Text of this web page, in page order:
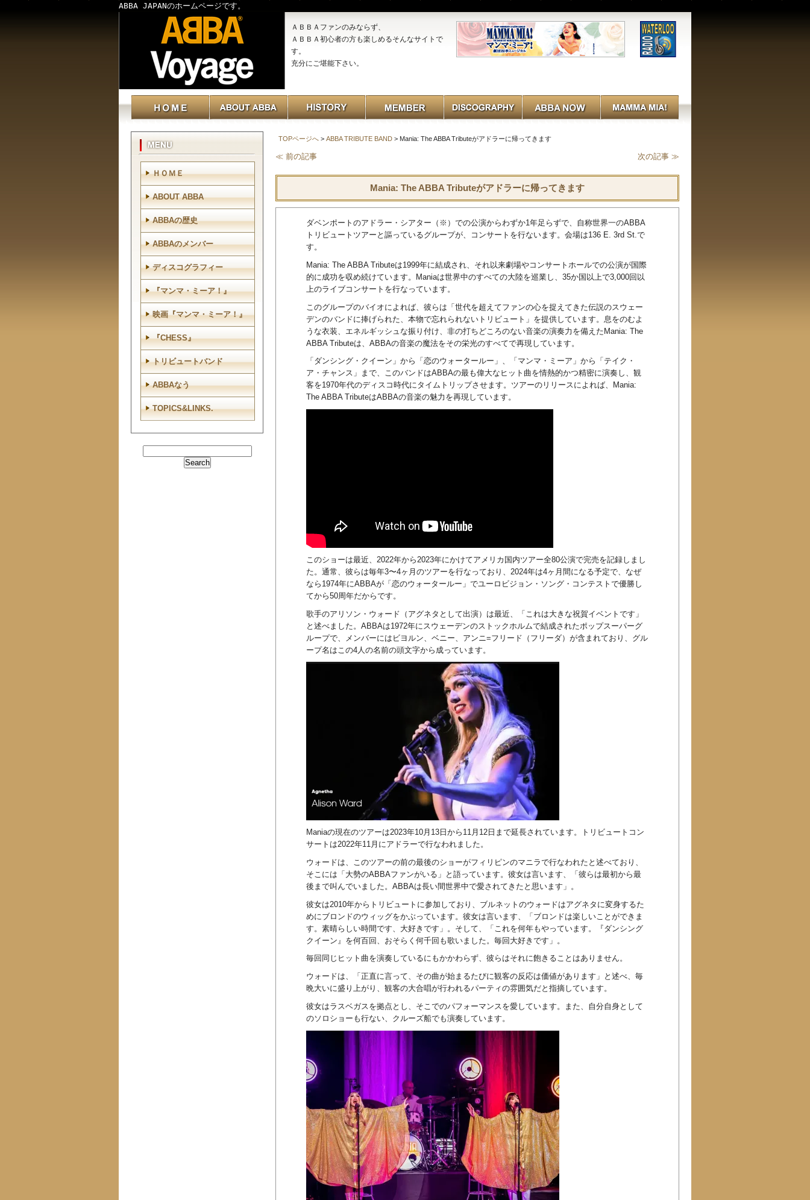
ABBA JAPANのホームページです。
ＡＢＢＡファンのみならず、
ＡＢＢＡ初心者の方も楽しめるそんなサイトで
す。
充分にご堪能下さい。
TOPページへ > ABBA TRIBUTE BAND > Mania: The ABBA Tributeがアドラーに帰ってきます
≪ 前の記事 次の記事 ≫
Mania: The ABBA Tributeがアドラーに帰ってきます
ダベンポートのアドラー・シアター（※）での公演からわずか1年足らずで、自称世界一のABBA
トリビュートツアーと謳っているグループが、コンサートを行ないます。会場は136 E. 3rd St.で
す。
Mania: The ABBA Tributeは1999年に結成され、それ以来劇場やコンサートホールでの公演が国際
的に成功を収め続けています。Maniaは世界中のすべての大陸を巡業し、35か国以上で3,000回以
上のライブコンサートを行なっています。
このグループのバイオによれば、彼らは「世代を超えてファンの心を捉えてきた伝説のスウェー
デンのバンドに捧げられた、本物で忘れられないトリビュート」を提供しています。息をのむよ
うな衣装、エネルギッシュな振り付け、非の打ちどころのない音楽の演奏力を備えたMania: The
ABBA Tributeは、ABBAの音楽の魔法をその栄光のすべてで再現しています。
「ダンシング・クイーン」から「恋のウォータールー」、「マンマ・ミーア」から「テイク・
ア・チャンス」まで、このバンドはABBAの最も偉大なヒット曲を情熱的かつ精密に演奏し、観
客を1970年代のディスコ時代にタイムトリップさせます。ツアーのリリースによれば、Mania:
The ABBA TributeはABBAの音楽の魅力を再現しています。
このショーは最近、2022年から2023年にかけてアメリカ国内ツアー全80公演で完売を記録しまし
た。通常、彼らは毎年3〜4ヶ月のツアーを行なっており、2024年は4ヶ月間になる予定で、なぜ
なら1974年にABBAが「恋のウォータールー」でユーロビジョン・ソング・コンテストで優勝し
てから50周年だからです。
歌手のアリソン・ウォード（アグネタとして出演）は最近、「これは大きな祝賀イベントです」
と述べました。ABBAは1972年にスウェーデンのストックホルムで結成されたポップスーパーグ
ループで、メンバーにはビヨルン、ベニー、アンニ=フリード（フリーダ）が含まれており、グル
ープ名はこの4人の名前の頭文字から成っています。
Maniaの現在のツアーは2023年10月13日から11月12日まで延長されています。トリビュートコン
サートは2022年11月にアドラーで行なわれました。
ウォードは、このツアーの前の最後のショーがフィリピンのマニラで行なわれたと述べており、
そこには「大勢のABBAファンがいる」と語っています。彼女は言います、「彼らは最初から最
後まで叫んでいました。ABBAは長い間世界中で愛されてきたと思います」。
彼女は2010年からトリビュートに参加しており、ブルネットのウォードはアグネタに変身するた
めにブロンドのウィッグをかぶっています。彼女は言います、「ブロンドは楽しいことができま
す。素晴らしい時間です、大好きです」。そして、「これを何年もやっています。『ダンシング
クイーン』を何百回、おそらく何千回も歌いました。毎回大好きです」。
毎回同じヒット曲を演奏しているにもかかわらず、彼らはそれに飽きることはありません。
ウォードは、「正直に言って、その曲が始まるたびに観客の反応は価値があります」と述べ、毎
晩大いに盛り上がり、観客の大合唱が行われるパーティの雰囲気だと指摘しています。
彼女はラスベガスを拠点とし、そこでのパフォーマンスを愛しています。また、自分自身として
のソロショーも行ない、クルーズ船でも演奏しています。
ＨＯＭＥ
ABOUT ABBA
ABBAの歴史
ABBAのメンバー
ディスコグラフィー
『マンマ・ミーア！』
映画『マンマ・ミーア！』
『CHESS』
トリビュートバンド
ABBAなう
TOPICS&LINKS.